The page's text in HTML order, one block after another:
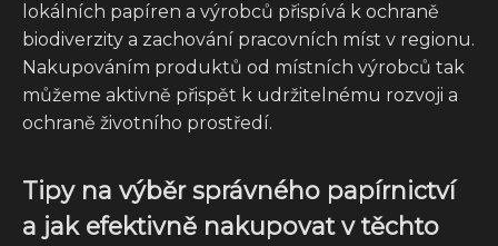
lokálních papíren a výrobců přispívá k ochraně
biodiverzity a zachování pracovních míst v regionu.
Nakupováním produktů od místních výrobců tak
můžeme aktivně přispět k udržitelnému rozvoji a
ochraně životního prostředí.
Tipy na výběr správného papírnictví
a jak efektivně nakupovat v těchto